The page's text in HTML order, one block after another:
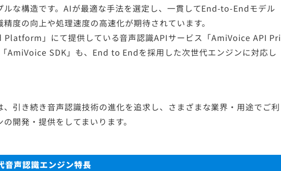
ルな構造です。AIが最適な手法を選定し、一貫してEnd-to-Endモデル
度の向上や処理速度の高速化が期待されています。
」にて提供している音声認識APIサービス「AmiVoice API Pri
AmiVoice SDK」も、End to Endを採用した次世代エンジンに対応し
引き続き音声認識技術の進化を追求し、さまざまな業界・用途でご利
開発・提供をしてまいります。
声認識エンジン特長